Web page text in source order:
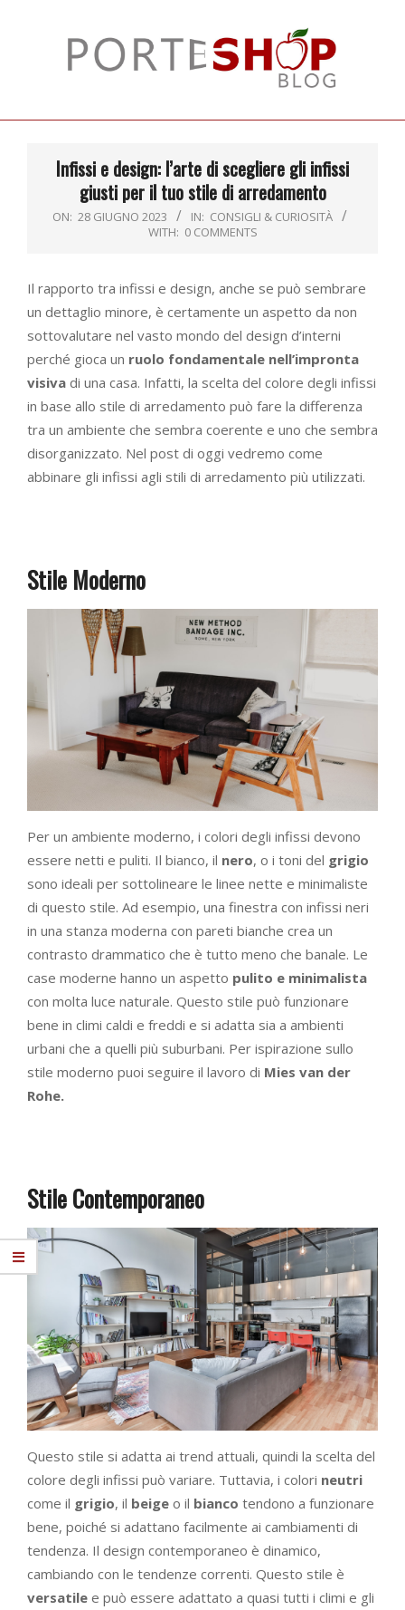
Infissi e design: l’arte di scegliere gli infissi
giusti per il tuo stile di arredamento
ON: 28 GIUGNO 2023 IN: CONSIGLI & CURIOSITÀ
WITH: 0 COMMENTS
Il rapporto tra infissi e design, anche se può sembrare
un dettaglio minore, è certamente un aspetto da non
sottovalutare nel vasto mondo del design d’interni
perché gioca un ruolo fondamentale nell’impronta
visiva di una casa. Infatti, la scelta del colore degli infissi
in base allo stile di arredamento può fare la differenza
tra un ambiente che sembra coerente e uno che sembra
disorganizzato. Nel post di oggi vedremo come
abbinare gli infissi agli stili di arredamento più utilizzati.
Stile Moderno
Per un ambiente moderno, i colori degli infissi devono
essere netti e puliti. Il bianco, il nero, o i toni del grigio
sono ideali per sottolineare le linee nette e minimaliste
di questo stile. Ad esempio, una finestra con infissi neri
in una stanza moderna con pareti bianche crea un
contrasto drammatico che è tutto meno che banale. Le
case moderne hanno un aspetto pulito e minimalista
con molta luce naturale. Questo stile può funzionare
bene in climi caldi e freddi e si adatta sia a ambienti
urbani che a quelli più suburbani. Per ispirazione sullo
stile moderno puoi seguire il lavoro di Mies van der
Rohe.
Stile Contemporaneo
Questo stile si adatta ai trend attuali, quindi la scelta del
colore degli infissi può variare. Tuttavia, i colori neutri
come il grigio, il beige o il bianco tendono a funzionare
bene, poiché si adattano facilmente ai cambiamenti di
tendenza. Il design contemporaneo è dinamico,
cambiando con le tendenze correnti. Questo stile è
versatile e può essere adattato a quasi tutti i climi e gli